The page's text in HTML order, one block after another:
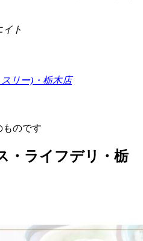
ト
リー)・栃木店
ものです
・ライフデリ・栃